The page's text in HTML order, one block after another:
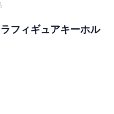
フィギュアキーホル